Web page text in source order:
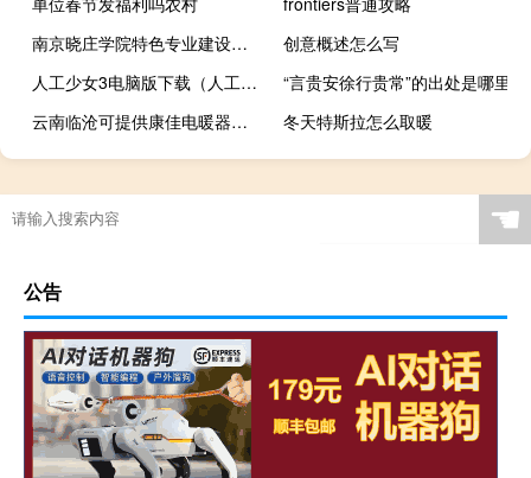
南京晓庄学院特色专业建设点有哪些
创意概述怎么写
人工少女3电脑版下载（人工少女好玩吗）
“言贵安徐行贵常”的出处是哪里
云南临沧可提供康佳电暖器维修服务地址在哪
冬天特斯拉怎么取暖
☚
公告